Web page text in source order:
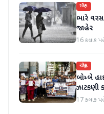
રાષ્ટ્રીય
ભારે
જાહેર
16 કલાક
રાષ્ટ્રીય
બોમ્બે
ઝાટકણી
17 કલાક